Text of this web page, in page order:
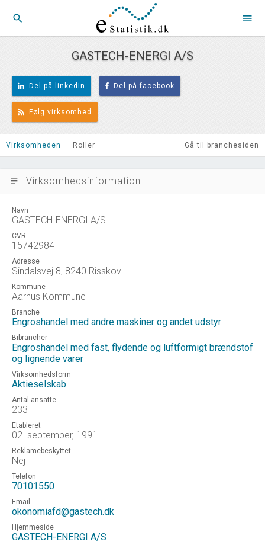
search menu
GASTECH-ENERGI A/S
Del på linkedIn Del på facebook
Følg virksomhed
Virksomheden Roller Gå til branchesiden
subject Virksomhedsinformation
Navn
GASTECH-ENERGI A/S
CVR
15742984
Adresse
Sindalsvej 8, 8240 Risskov
Kommune
Aarhus Kommune
Branche
Engroshandel med andre maskiner og andet udstyr
Bibrancher
Engroshandel med fast, flydende og luftformigt brændstof
og lignende varer
Virksomhedsform
Aktieselskab
Antal ansatte
233
Etableret
02. september, 1991
Reklamebeskyttet
Nej
Telefon
70101550
Email
okonomiafd@gastech.dk
Hjemmeside
GASTECH-ENERGI A/S